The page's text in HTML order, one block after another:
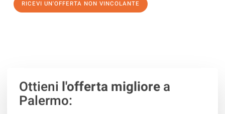
RICEVI UN'OFFERTA NON VINCOLANTE
Ottieni l'offerta migliorea
Palermo: